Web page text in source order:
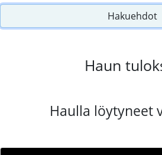
Hakuehdot
Haun
Haulla löytyneet